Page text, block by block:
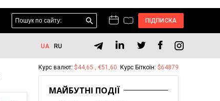
ПІДПИСКА
UA RU
Курс валют: $44,65 , €51,60 Курс Біткоїн: $64879
МАЙБУТНІ ПОДІЇ